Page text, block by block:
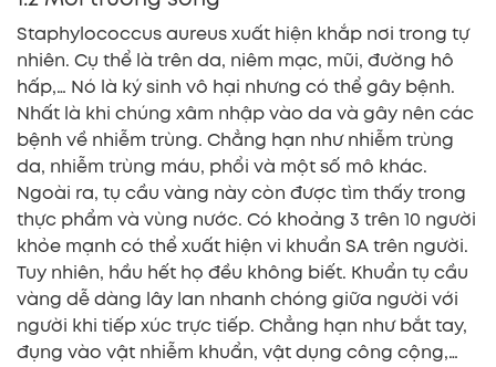
Staphylococcus aureus xuất hiện khắp nơi trong tự
nhiên. Cụ thể là trên da, niêm mạc, mũi, đường hô
hấp,… Nó là ký sinh vô hại nhưng có thể gây bệnh.
Nhất là khi chúng xâm nhập vào da và gây nên các
bệnh về nhiễm trùng. Chẳng hạn như nhiễm trùng
da, nhiễm trùng máu, phổi và một số mô khác.
Ngoài ra, tụ cầu vàng này còn được tìm thấy trong
thực phẩm và vùng nước. Có khoảng 3 trên 10 người
khỏe mạnh có thể xuất hiện vi khuẩn SA trên người.
Tuy nhiên, hầu hết họ đều không biết. Khuẩn tụ cầu
vàng dễ dàng lây lan nhanh chóng giữa người với
người khi tiếp xúc trực tiếp. Chẳng hạn như bắt tay,
đụng vào vật nhiễm khuẩn, vật dụng công cộng,…